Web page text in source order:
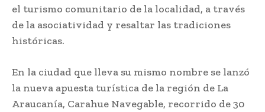
el turismo comunitario de la localidad, a través
de la asociatividad y resaltar las tradiciones
históricas.
En la ciudad que lleva su mismo nombre se lanzó
la nueva apuesta turística de la región de La
Araucanía, Carahue Navegable, recorrido de 30